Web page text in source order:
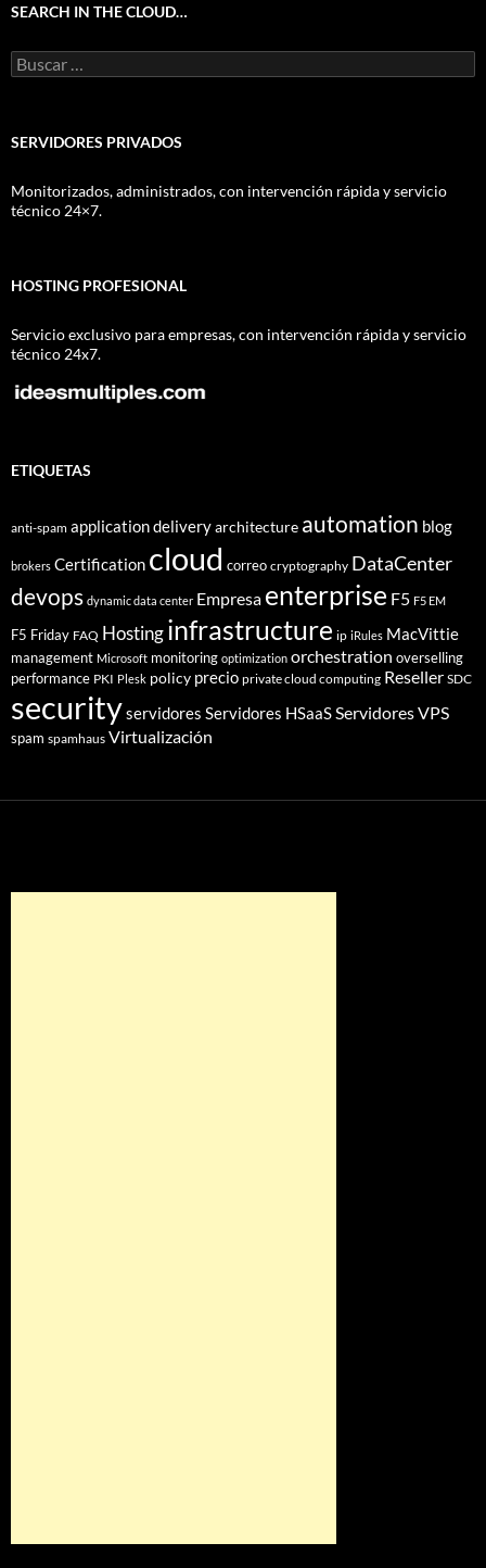
SEARCH IN THE CLOUD…
Buscar:
SERVIDORES PRIVADOS
Monitorizados, administrados, con intervención rápida y servicio
técnico 24×7.
HOSTING PROFESIONAL
Servicio exclusivo para empresas, con intervención rápida y servicio
técnico 24x7.
ETIQUETAS
anti-spam application deliveryarchitecture automation blog
brokers Certification cloud correo cryptography DataCenter
devops dynamic data center Empresa enterprise F5 F5 EM
F5 Friday FAQ Hostinginfrastructure ip iRules MacVittie
management Microsoft monitoring optimization orchestration overselling
performance PKI Plesk policy precio private cloud computing Reseller SDC
securityservidores Servidores HSaaSServidores VPS
spam spamhaus Virtualización